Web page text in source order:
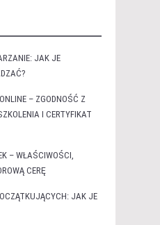
JAK JE
– ZGODNOŚĆ Z
I CERTYFIKAT
– WŁAŚCIWOŚCI,
CERĘ
JAK JE